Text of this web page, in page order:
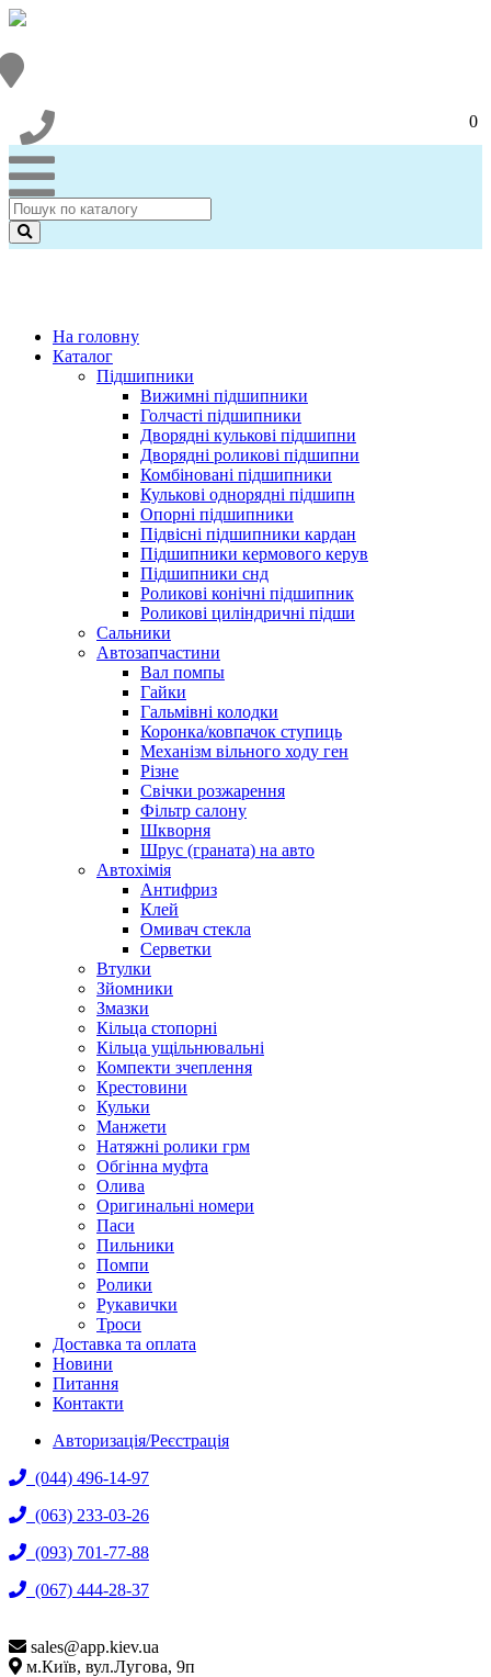
0
На головну
Каталог
Підшипники
Вижимні підшипники
Голчасті підшипники
Дворядні кулькові підшипни
Дворядні роликові підшипни
Комбіновані підшипники
Кулькові однорядні підшипн
Опорні підшипники
Підвісні підшипники кардан
Підшипники кермового керув
Підшипники снд
Роликові конічні підшипник
Роликові циліндричні підши
Сальники
Автозапчастини
Вал помпы
Гайки
Гальмівні колодки
Коронка/ковпачок ступиць
Механізм вільного ходу ген
Різне
Свічки розжарення
Фільтр салону
Шкворня
Шрус (граната) на авто
Автохімія
Антифриз
Клей
Омивач стекла
Серветки
Втулки
Зйомники
Змазки
Кільца стопорні
Кільца ущільнювальні
Компекти зчеплення
Крестовини
Кульки
Манжети
Натяжні ролики грм
Обгінна муфта
Олива
Оригинальні номери
Паси
Пильники
Помпи
Ролики
Рукавички
Троси
Доставка та оплата
Новини
Питання
Контакти
Авторизація/Реєстрація
(044) 496-14-97
(063) 233-03-26
(093) 701-77-88
(067) 444-28-37
sales@app.kiev.ua
м.Київ, вул.Лугова, 9п